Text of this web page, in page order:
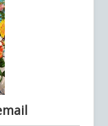
Școlar